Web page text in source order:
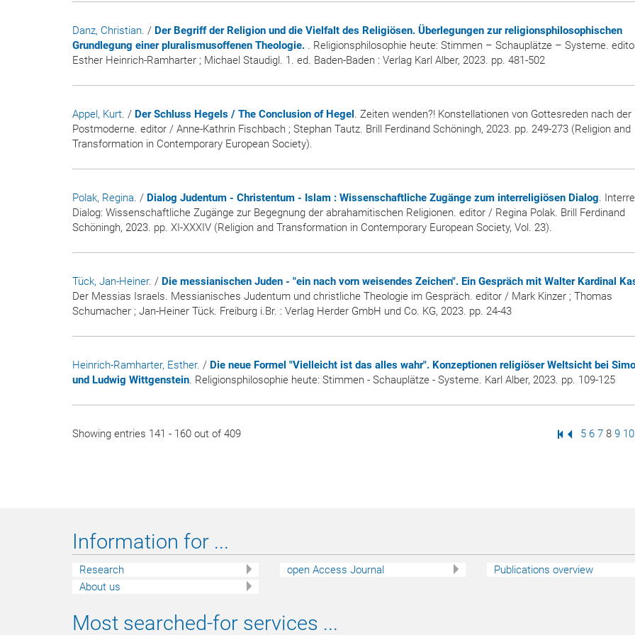
Danz, Christian. / Der Begriff der Religion und die Vielfalt des Religiösen. Überlegungen zur religionsphilosophischen
Grundlegung einer pluralismusoffenen Theologie. . Religionsphilosophie heute: Stimmen – Schauplätze – Systeme.
Esther Heinrich-Ramharter ; Michael Staudigl. 1. ed. Baden-Baden : Verlag Karl Alber, 2023. pp. 481-502
Appel, Kurt. / Der Schluss Hegels / The Conclusion of Hegel. Zeiten wenden?! Konstellationen von Gottesreden nach der
Postmoderne. editor / Anne-Kathrin Fischbach ; Stephan Tautz. Brill Ferdinand Schöningh, 2023. pp. 249-273 (Religion and
Transformation in Contemporary European Society).
Polak, Regina. / Dialog Judentum - Christentum - Islam : Wissenschaftliche Zugänge zum interreligiösen Dialog.
Dialog: Wissenschaftliche Zugänge zur Begegnung der abrahamitischen Religionen. editor / Regina Polak. Brill Ferdinand
Schöningh, 2023. pp. XI-XXXIV (Religion and Transformation in Contemporary European Society, Vol. 23).
Tück, Jan-Heiner. / Die messianischen Juden - "ein nach vorn weisendes Zeichen". Ein Gespräch mit Walter Kardinal
Der Messias Israels. Messianisches Judentum und christliche Theologie im Gespräch. editor / Mark Kinzer ; Thomas
Schumacher ; Jan-Heiner Tück. Freiburg i.Br. : Verlag Herder GmbH und Co. KG, 2023. pp. 24-43
Heinrich-Ramharter, Esther. / Die neue Formel "Vielleicht ist das alles wahr". Konzeptionen religiöser Weltsicht bei
und Ludwig Wittgenstein. Religionsphilosophie heute: Stimmen - Schauplätze - Systeme. Karl Alber, 2023. pp. 109-125
Showing entries 141 - 160 out of 409 First Page
Previous Page
Page
5 Page
6 Page
7 Page
8 9 10
Information for ...
Research open Access Journal Publications overview
About us
Most searched-for services ...